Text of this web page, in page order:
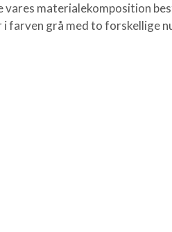
materialekomposition
farven grå med to forskellige